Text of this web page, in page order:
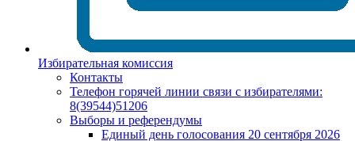
Избирательная комиссия
Контакты
Телефон горячей линии связи с избирателями:
8(39544)51206
Выборы и референдумы
Единый день голосования 20 сентября 2026